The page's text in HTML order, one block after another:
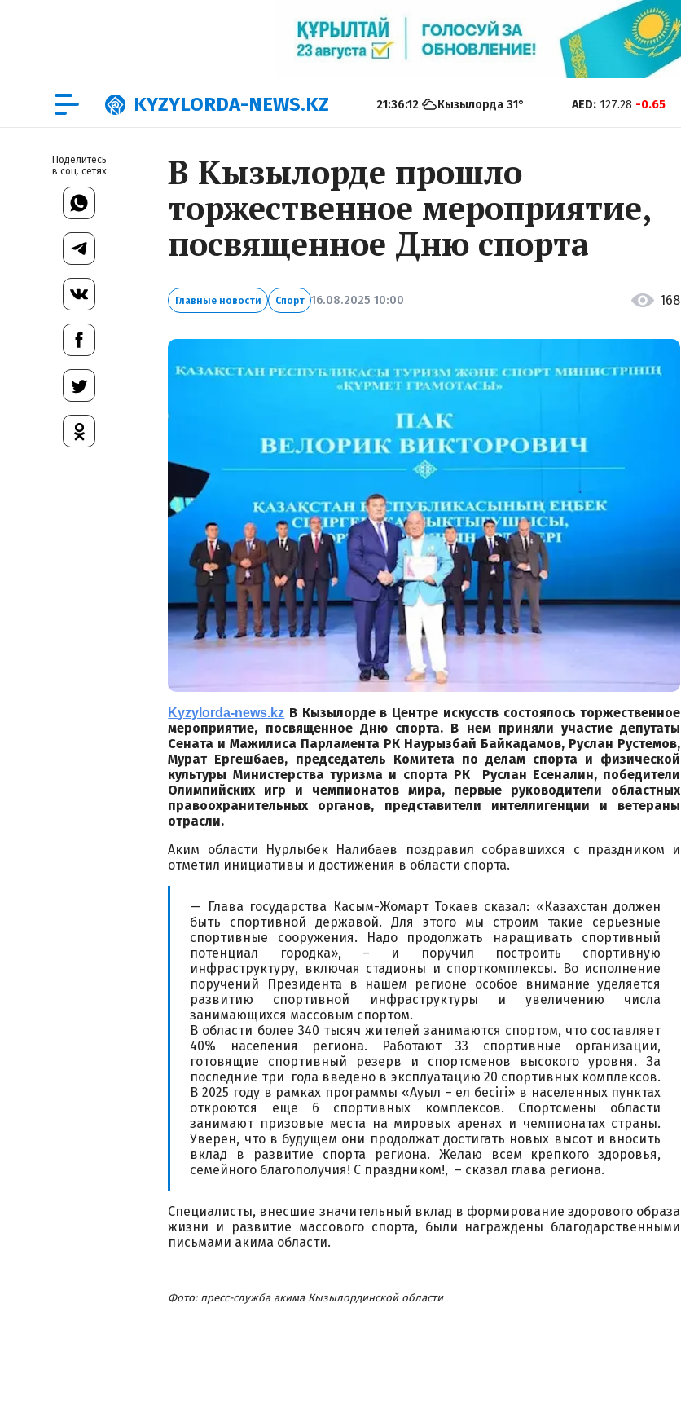
KYZYLORDA-NEWS.KZ 21:36:13 Кызылорда 31° AED: 127.28 -0.65
Поделитесь
в соц. сетях
В Кызылорде прошло
торжественное мероприятие,
посвященное Дню спорта
Главные новости Спорт 16.08.2025 10:00 168
Kyzylorda-news.kz В Кызылорде в Центре искусств состоялось торжественное
мероприятие, посвященное Дню спорта. В нем приняли участие депутаты
Сената и Мажилиса Парламента РК Наурызбай Байкадамов, Руслан Рустемов,
Мурат Ергешбаев, председатель Комитета по делам спорта и физической
культуры Министерства туризма и спорта РК Руслан Есеналин, победители
Олимпийских игр и чемпионатов мира, первые руководители областных
правоохранительных органов, представители интеллигенции и ветераны
отрасли.
Аким области Нурлыбек Налибаев поздравил собравшихся с праздником и
отметил инициативы и достижения в области спорта.
— Глава государства Касым-Жомарт Токаев сказал: «Казахстан должен
быть спортивной державой. Для этого мы строим такие серьезные
спортивные сооружения. Надо продолжать наращивать спортивный
потенциал городка», – и поручил построить спортивную
инфраструктуру, включая стадионы и спорткомплексы. Во исполнение
поручений Президента в нашем регионе особое внимание уделяется
развитию спортивной инфраструктуры и увеличению числа
занимающихся массовым спортом.
В области более 340 тысяч жителей занимаются спортом, что составляет
40% населения региона. Работают 33 спортивные организации,
готовящие спортивный резерв и спортсменов высокого уровня. За
последние три года введено в эксплуатацию 20 спортивных комплексов.
В 2025 году в рамках программы «Ауыл – ел бесігі» в населенных пунктах
откроются еще 6 спортивных комплексов. Спортсмены области
занимают призовые места на мировых аренах и чемпионатах страны.
Уверен, что в будущем они продолжат достигать новых высот и вносить
вклад в развитие спорта региона. Желаю всем крепкого здоровья,
семейного благополучия! С праздником!, – сказал глава региона.
Специалисты, внесшие значительный вклад в формирование здорового образа
жизни и развитие массового спорта, были награждены благодарственными
письмами акима области.
Фото: пресс-служба акима Кызылординской области